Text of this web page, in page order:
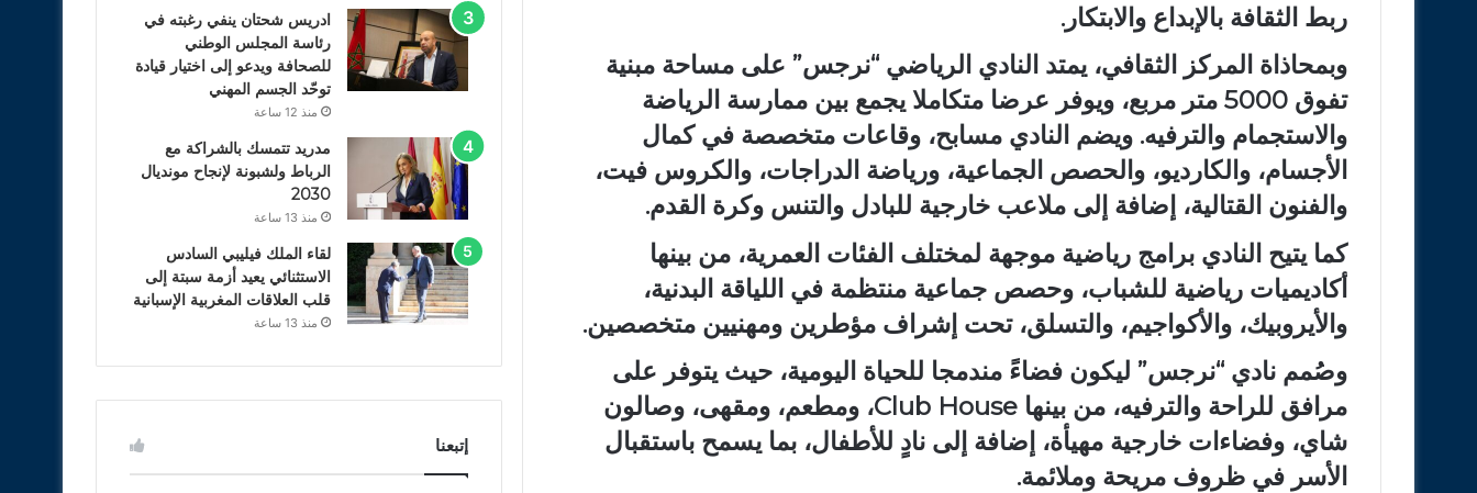
ربط الثقافة بالإبداع والابتكار.
وبمحاذاة المركز الثقافي، يمتد النادي الرياضي “نرجس” على مساحة مبنية
تفوق 5000 متر مربع، ويوفر عرضا متكاملا يجمع بين ممارسة الرياضة
والاستجمام والترفيه. ويضم النادي مسابح، وقاعات متخصصة في كمال
الأجسام، والكارديو، والحصص الجماعية، ورياضة الدراجات، والكروس فيت،
والفنون القتالية، إضافة إلى ملاعب خارجية للبادل والتنس وكرة القدم.
كما يتيح النادي برامج رياضية موجهة لمختلف الفئات العمرية، من بينها
أكاديميات رياضية للشباب، وحصص جماعية منتظمة في اللياقة البدنية،
والأيروبيك، والأكواجيم، والتسلق، تحت إشراف مؤطرين ومهنيين متخصصين.
وصُمم نادي “نرجس” ليكون فضاءً مندمجا للحياة اليومية، حيث يتوفر على
مرافق للراحة والترفيه، من بينها Club House، ومطعم، ومقهى، وصالون
شاي، وفضاءات خارجية مهيأة، إضافة إلى نادٍ للأطفال، بما يسمح باستقبال
الأسر في ظروف مريحة وملائمة.
ادريس شحتان ينفي رغبته في
رئاسة المجلس الوطني
للصحافة ويدعو إلى اختيار قيادة
توحّد الجسم المهني
منذ 12 ساعة
مدريد تتمسك بالشراكة مع
الرباط ولشبونة لإنجاح مونديال
2030
منذ 13 ساعة
لقاء الملك فيليبي السادس
الاستثنائي يعيد أزمة سبتة إلى
قلب العلاقات المغربية الإسبانية
منذ 13 ساعة
إتبعنا